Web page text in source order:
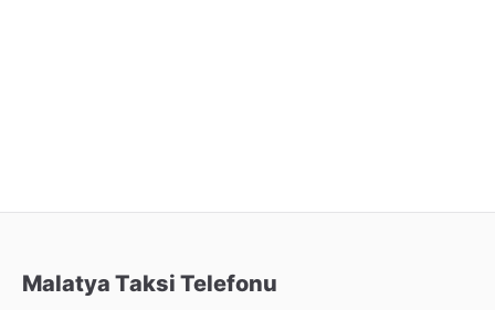
Malatya Taksi Telefonu